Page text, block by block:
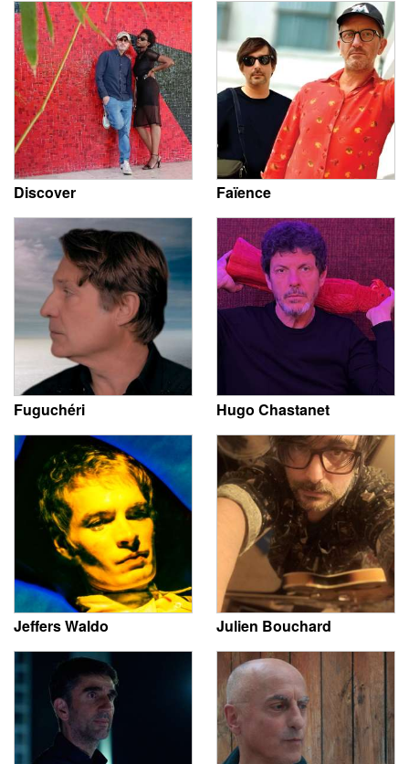
Discover Faïence
Fuguchéri Hugo Chastanet
Jeffers Waldo Julien Bouchard